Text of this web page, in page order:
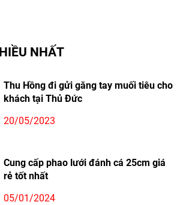
NHẤT
Thu Hồng đi gửi găng tay muối tiêu cho
khách tại Thủ Đức
20/05/2023
Cung cấp phao lưới đánh cá 25cm giá
rẻ tốt nhất
05/01/2024